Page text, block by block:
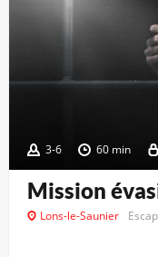
3-6 60 min
Mission
Lons-le-Saunier